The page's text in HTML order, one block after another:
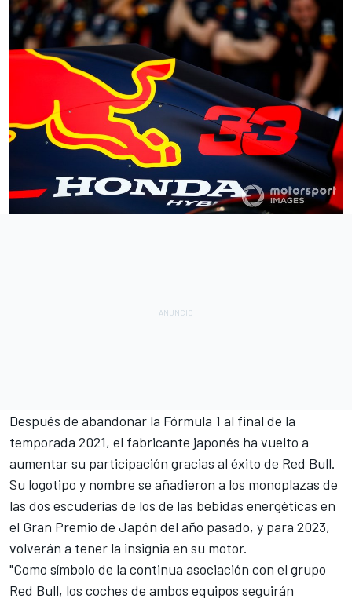
Después de abandonar la Fórmula 1 al final de la
temporada 2021, el fabricante japonés ha vuelto a
aumentar su participación gracias al éxito de Red Bull.
Su logotipo y nombre se añadieron a los monoplazas de
las dos escuderías de los de las bebidas energéticas en
el Gran Premio de Japón del año pasado, y para 2023,
volverán a tener la insignia en su motor.
"Como símbolo de la continua asociación con el grupo
Red Bull, los coches de ambos equipos seguirán